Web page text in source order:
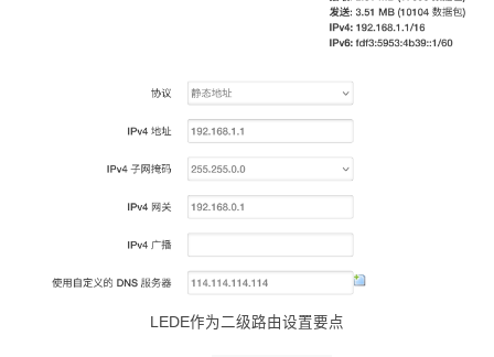
LEDE作为二级路由设置要点